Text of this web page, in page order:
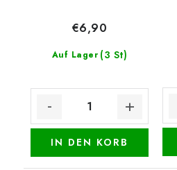
Auf Lager (3 St)
€6,90
IN DEN KORB